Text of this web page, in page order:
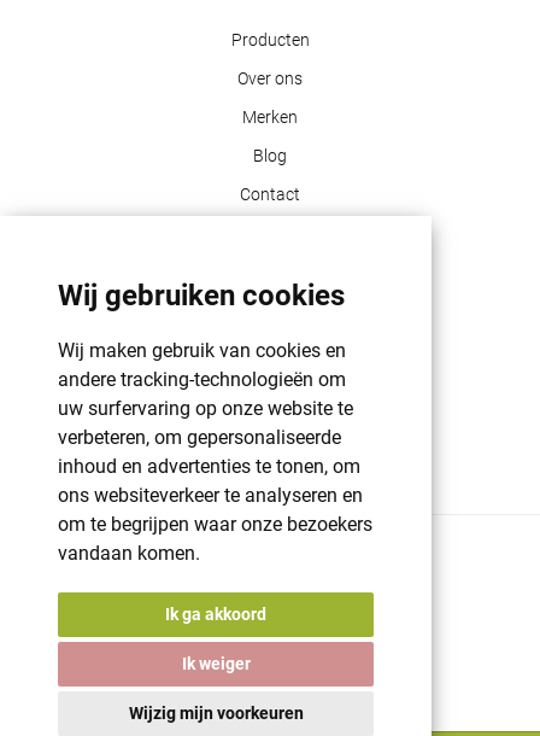
Wij gebruiken cookies
Wij maken gebruik van cookies en
andere tracking-technologieën om
uw surfervaring op onze website te
verbeteren, om gepersonaliseerde
inhoud en advertenties te tonen, om
ons websiteverkeer te analyseren en
om te begrijpen waar onze bezoekers
vandaan komen.
Ik ga akkoord
Ik weiger
Wijzig mijn voorkeuren
Producten
Over ons
Merken
Blog
Contact
GDPR | PRIVACY POLICY | HAROGIFTS
PMS kleuren
Cookie beleid
Voorwaarden en bepalingen
Winkelwagen
Voorwaarden en bepalingen
Powered bynopCommerce
Designed byNop-Templates.com